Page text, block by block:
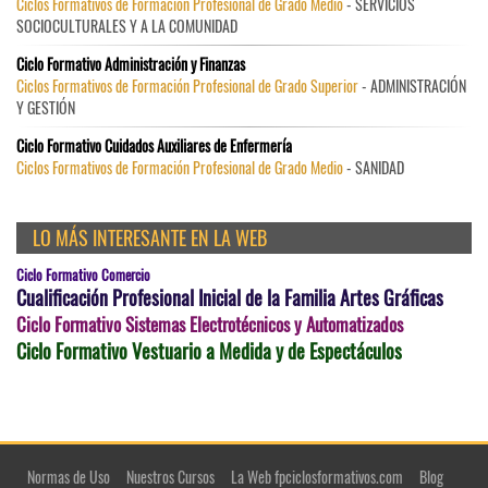
SOCIOCULTURALES Y A LA COMUNIDAD
Ciclo Formativo Administración y Finanzas
Ciclos Formativos de Formación Profesional de Grado Superior- ADMINISTRACIÓN
Y GESTIÓN
Ciclo Formativo Cuidados Auxiliares de Enfermería
Ciclos Formativos de Formación Profesional de Grado Medio- SANIDAD
LO MÁS INTERESANTE EN LA WEB
Ciclo Formativo Comercio
Cualificación Profesional Inicial de la Familia Artes Gráficas
Ciclo Formativo Sistemas Electrotécnicos y Automatizados
Ciclo Formativo Vestuario a Medida y de Espectáculos
Normas de Uso Nuestros Cursos La Web fpciclosformativos.com Blog